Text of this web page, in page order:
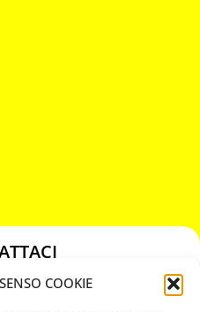
COOKIE